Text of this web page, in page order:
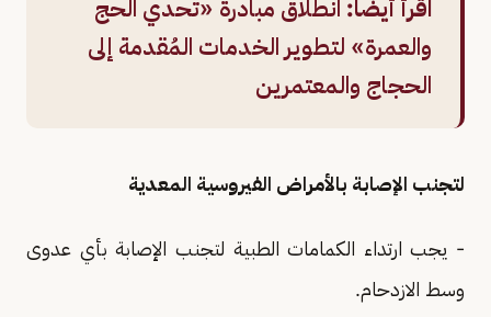
اقرأ أيضًا: انطلاق مبادرة «تحدي الحج
والعمرة» لتطوير الخدمات المُقدمة إلى
الحجاج والمعتمرين
لتجنب الإصابة بالأمراض الفيروسية المعدية
- يجب ارتداء الكمامات الطبية لتجنب الإصابة بأي عدوى
وسط الازدحام.